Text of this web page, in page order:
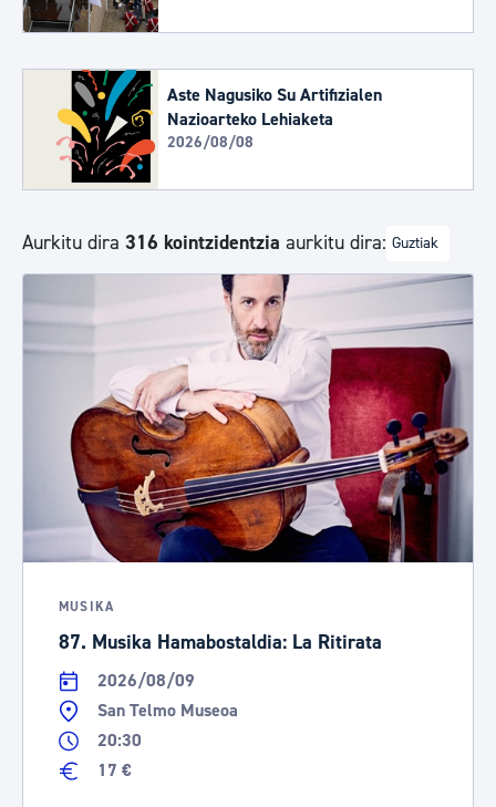
Aste Nagusiko Su Artifizialen
Nazioarteko Lehiaketa
2026/08/08
Aurkitu dira 316 kointzidentzia aurkitu dira: Guztiak
MUSIKA
87. Musika Hamabostaldia: La Ritirata
2026/08/09
San Telmo Museoa
20:30
17 €